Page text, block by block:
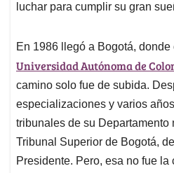
luchar para cumplir su gran
En 1986 llegó a Bogotá,
Universidad Autónoma de
camino solo fue de subida.
especializaciones y varios
tribunales de su Departamento
Tribunal Superior de Bogotá,
Presidente. Pero, esa no fue